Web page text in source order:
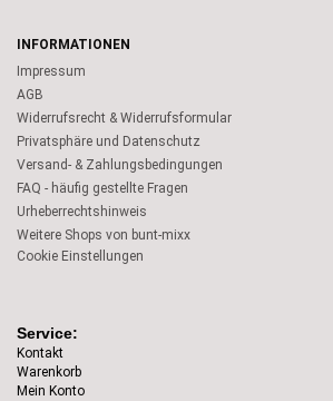
INFORMATIONEN
Impressum
AGB
Widerrufsrecht & Widerrufsformular
Privatsphäre und Datenschutz
Versand- & Zahlungsbedingungen
FAQ - häufig gestellte Fragen
Urheberrechtshinweis
Weitere Shops von bunt-mixx
Cookie Einstellungen
Service:
Kontakt
Warenkorb
Mein Konto